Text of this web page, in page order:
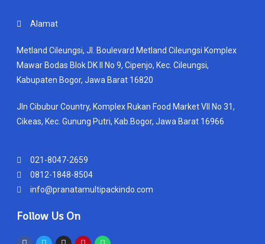
Alamat
Metland Cileungsi, Jl. Boulevard Metland Cileungsi Komplex
Mawar Bodas Blok DK II No 9, Cipenjo, Kec. Cileungsi,
Kabupaten Bogor, Jawa Barat 16820
Jln Cibubur Country, Komplex Rukan Food Market VII No 31,
Cikeas, Kec. Gunung Putri, Kab.Bogor, Jawa Barat 16966
021-8047-2659
0812-1848-8504
info@pranatamultipackindo.com
Follow Us On